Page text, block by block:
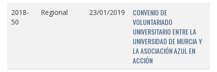
2018-
50
Regional 23/01/2019
CONVENIO DE
VOLUNTARIADO
UNIVERSITARIO ENTRE LA
UNIVERSIDAD DE MURCIA Y
LA ASOCIACIÓN AZUL EN
ACCIÓN